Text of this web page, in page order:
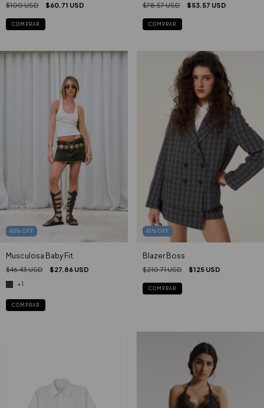
$100 USD $60.71 USD
COMPRAR
$78.57 USD $53.57 USD
COMPRAR
40% OFF
Musculosa Baby Fit
$46.43 USD $27.86 USD
+1
COMPRAR
41 % OFF
Blazer Boss
$210.71 USD $125 USD
COMPRAR